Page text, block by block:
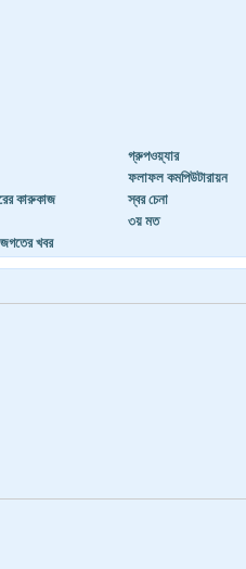
গ্রুপওয়্যার
ফলাফল কমপিউটারায়ন
কারুকাজ
স্বর চেনা
৩য় মত
খবর